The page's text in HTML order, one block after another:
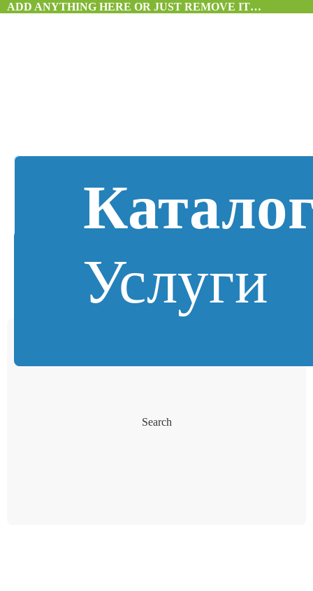
ADD ANYTHING HERE OR JUST REMOVE IT…
Услуги
Search